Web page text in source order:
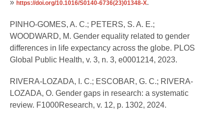
» https://doi.org/10.1016/S0140-6736(23)01348-X.
PINHO-GOMES, A. C.; PETERS, S. A. E.;
WOODWARD, M. Gender equality related to gender
differences in life expectancy across the globe. PLOS
Global Public Health, v. 3, n. 3, e0001214, 2023.
RIVERA-LOZADA, I. C.; ESCOBAR, G. C.; RIVERA-
LOZADA, O. Gender gaps in research: a systematic
review. F1000Research, v. 12, p. 1302, 2024.